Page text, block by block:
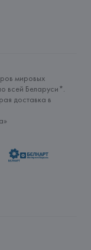
мировых
всей Беларуси*.
доставка в
»